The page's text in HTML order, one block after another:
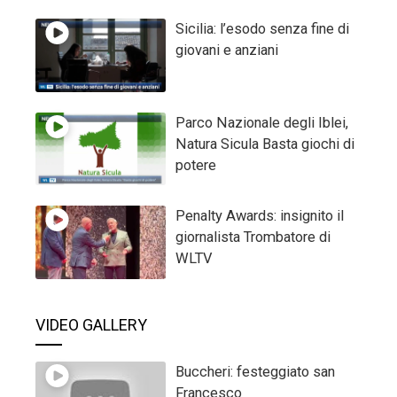
Sicilia: l’esodo senza fine di
giovani e anziani
Parco Nazionale degli Iblei,
Natura Sicula Basta giochi di
potere
Penalty Awards: insignito il
giornalista Trombatore di
WLTV
VIDEO GALLERY
Buccheri: festeggiato san
Francesco